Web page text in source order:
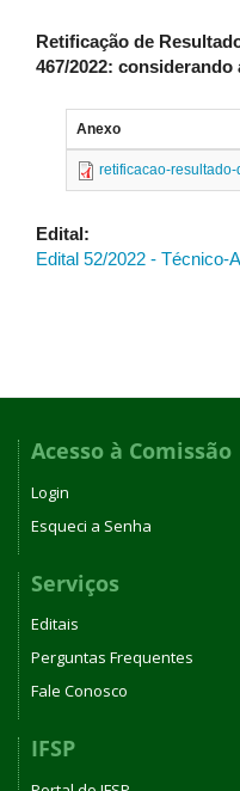
Retificação de
467/2022:
Anexo
retificacao-
Edital:
Edital 52/2022 - Técnico-
Acesso à Comissão
Login
Esqueci a Senha
Serviços
Editais
Perguntas Frequentes
Fale Conosco
IFSP